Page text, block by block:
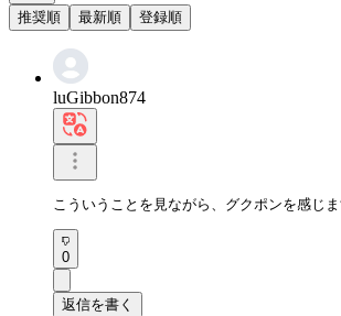
推奨順
最新順 登録順
luGibbon874
こういうことを見ながら、グクポンを感じ
0
返信を書く